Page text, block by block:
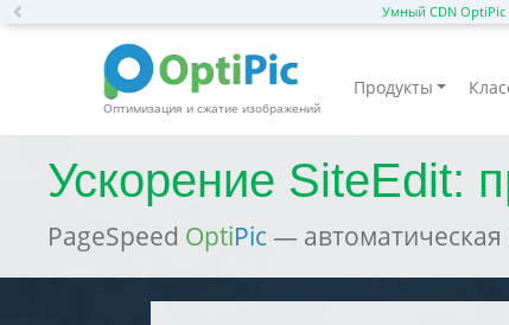
Умный CDN OptiPic
Оптимизация и сжатие изображений
Продукты
Ускорение SiteEdit:
PageSpeed OptiPic — автоматическая